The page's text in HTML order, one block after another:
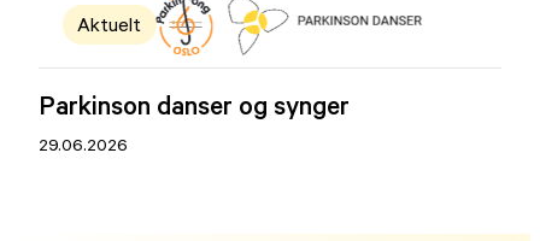
Aktuelt
Parkinson danser og synger
29.06.2026